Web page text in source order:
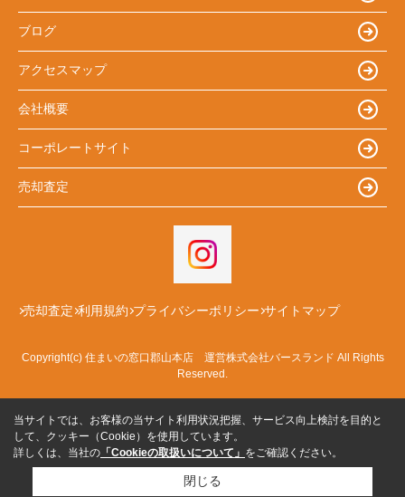
ブログ
アクセスマップ
会社概要
コーポレートサイト
売却査定
売却査定 利用規約 プライバシーポリシー サイトマップ
Copyright(c) 住まいの窓口郡山本店 運営株式会社バースランド All Rights
Reserved.
当サイトでは、お客様の当サイト利用状況把握、サービス向上検討を目的と
して、クッキー（Cookie）を使用しています。
詳しくは、当社の 「Cookieの取扱いについて」 をご確認ください。
閉じる